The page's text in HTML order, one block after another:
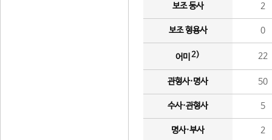
보조 동사 2
보조 형용사 0
어미 2) 22
관형사·명사 50
수사·관형사 5
명사·부사 2